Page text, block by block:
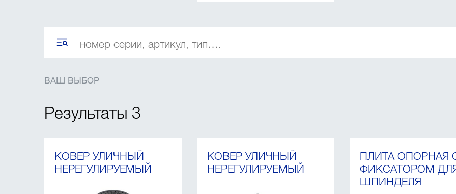
ВАШ ВЫБОР
Результаты3
КОВЕР УЛИЧНЫЙ
НЕРЕГУЛИРУЕМЫЙ
КОВЕР УЛИЧНЫЙ
НЕРЕГУЛИРУЕМЫЙ
ПЛИТА ОПОРНАЯ
ФИКСАТОРОМ
ШПИНДЕЛЯ